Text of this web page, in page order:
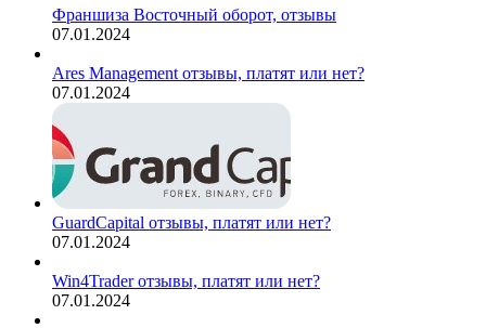
Франшиза Восточный оборот, отзывы
07.01.2024
Ares Management отзывы, платят или нет?
07.01.2024
GuardCapital отзывы, платят или нет?
07.01.2024
Win4Trader отзывы, платят или нет?
07.01.2024